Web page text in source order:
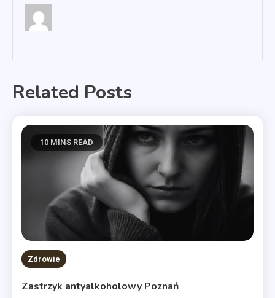
Related Posts
10 MINS READ
Zdrowie
Zastrzyk antyalkoholowy Poznań